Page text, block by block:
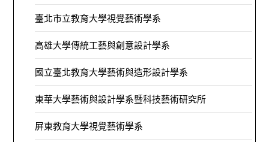
臺北市立教育大學視覺藝術學系
高雄大學傳統工藝與創意設計學系
國立臺北教育大學藝術與造形設計學系
東華大學藝術與設計學系暨科技藝術研究所
屏東教育大學視覺藝術學系